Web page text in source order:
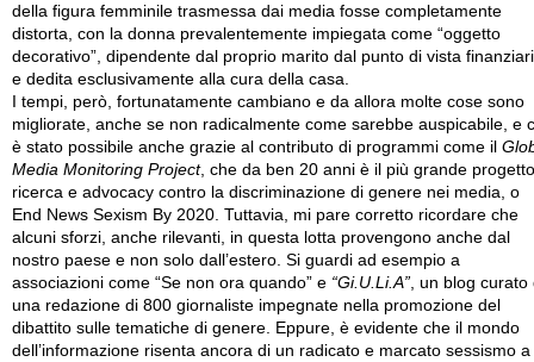
della figura femminile trasmessa dai media fosse completamente
distorta, con la donna prevalentemente impiegata come “oggetto
decorativo”, dipendente dal proprio marito dal punto di vista
e dedita esclusivamente alla cura della casa.
I tempi, però, fortunatamente cambiano e da allora molte cose sono
migliorate, anche se non radicalmente come sarebbe auspicabile, e
è stato possibile anche grazie al contributo di programmi come il
Media Monitoring Project, che da ben 20 anni è il più grande
ricerca e advocacy contro la discriminazione di genere nei media, o
End News Sexism By 2020. Tuttavia, mi pare corretto ricordare che
alcuni sforzi, anche rilevanti, in questa lotta provengono anche dal
nostro paese e non solo dall’estero. Si guardi ad esempio a
associazioni come “Se non ora quando” e “Gi.U.Li.A” , un blog curato
una redazione di 800 giornaliste impegnate nella promozione del
dibattito sulle tematiche di genere. Eppure, è evidente che il mondo
dell’informazione risenta ancora di un radicato e marcato sessismo a